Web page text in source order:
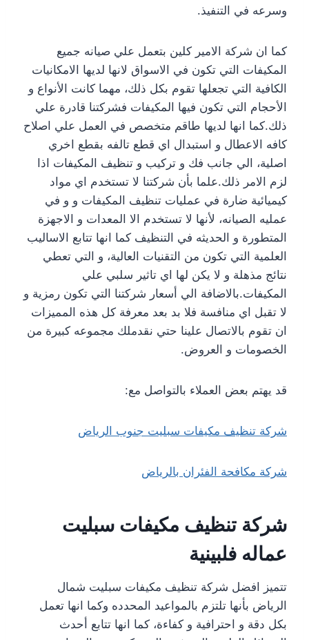
وسرعه في التنفيذ.
كما ان شركة الامير كلين بتعمل علي صيانه جميع
المكيفات التي تكون في الاسواق لانها لديها الامكانيات
الكافية التي تجعلها تقوم بكل ذلك، مهما كانت الأنواع و
الأحجام التي تكون فيها المكيفات فشركتنا قادرة علي
ذلك.كما انها لديها طاقم متخصص في العمل علي اصلاح
كافه الاعطال و استبدال اي قطع تالفه بقطع اخري
اصلية، الي جانب فك و تركيب و تنظيف المكيفات اذا
لزم الامر ذلك.علما بأن شركتنا لا تستخدم اي مواد
كيميائية ضارة في عمليات تنظيف المكيفات و و في
عمليه الصيانه، لأنها لا تستخدم الا المعدات و الاجهزة
المتطورة و الحديثه في التنظيف كما انها تتابع الاساليب
العلمية التي تكون من التقنيات العالية، و التي تعطي
نتائج مذهلة و لا يكن لها اي تاثير سلبي علي
المكيفات.بالاضافة الي أسعار شركتنا التي تكون رمزية و
لا تقبل اي منافسة فلا بد بعد معرفة كل هذه المميزات
ان تقوم بالاتصال علينا حتي نقدملك مجموعه كبيرة من
الخصومات و العروض.
قد يهتم بعض العملاء بالتواصل مع:
شركة تنظيف مكيفات سبليت جنوب الرياض
شركة مكافحة الفئران بالرياض
شركة تنظيف مكيفات سبليت
عماله فلبينية
تتميز افضل شركة تنظيف مكيفات سبليت شمال
الرياض بأنها تلتزم بالمواعيد المحدده وكما انها تعمل
بكل دقة و احترافية و كفاءة، كما انها تتابع أحدث